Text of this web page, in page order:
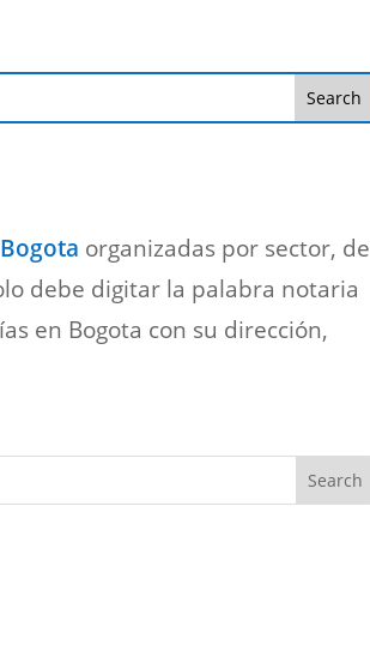
organizadas por sector, de
debe digitar la palabra notaria
en Bogota con su dirección,